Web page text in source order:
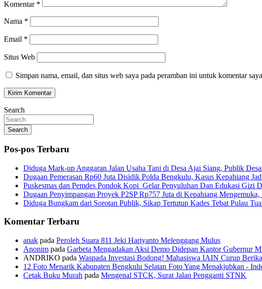
Komentar *
Nama *
Email *
Situs Web
Simpan nama, email, dan situs web saya pada peramban ini untuk komentar
Search
Search
Pos-pos Terbaru
Diduga Mark-up Anggaran Jalan Usaha Tani di Desa Ajai Siang, Publik
Dugaan Pemerasan Rp60 Juta Disidik Polda Bengkulu, Kasus Kepahiang
Puskesmas dan Pemdes Pondok Kopi Gelar Penyuluhan Dan Edukasi Gizi
Dugaan Penyimpangan Proyek P2SP Rp757 Juta di Kepahiang
Diduga Bungkam dari Sorotan Publik, Sikap Tertutup Kades Tebat Pulau
Komentar Terbaru
anak pada Peroleh Suara 811 Jeki Hariyanto Melenggang Mulus
Anonim pada Garbeta Mengadakan Aksi Demo Didepan Kantor Gubernur
ANDRIKO pada Waspada Investasi Bodong! Mahasiswa IAIN Curup
12 Foto Menarik Kabupaten Bengkulu Selatan Foto Yang Menakjubkan -
Cetak Buku Murah pada Mengenal STCK, Surat Jalan Pengganti STNK